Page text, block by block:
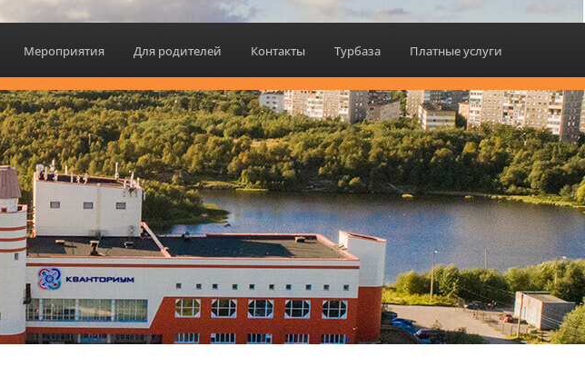
Мероприятия Для родителей Контакты Турбаза Платные услуги